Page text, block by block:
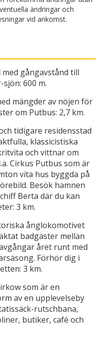
ändringar och
vid ankomst.
gångavstånd till
600 m.
mängder av nöjen för
om Putbus: 2,7 km.
tidigare residensstad
klassicistiska
och vittnar om
Cirkus Putbus som är
vita hus byggda på
Besök hamnen
Berta där du kan
3 km.
ånglokomotivet
badgäster mellan
året runt med
Förhör dig i
3 km.
som är en
av en upplevelseby
rutschbana,
butiker, café och